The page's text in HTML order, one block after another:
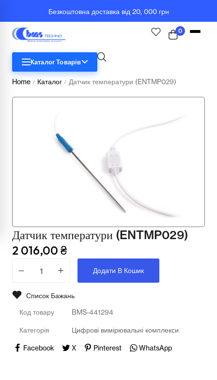
Безкоштовна доставка від 20, 000 грн
0
Каталог Товарів
Комп'ютерна техніка
Меблі
Освіта
Телерадіо обладнання
Всі товари
Home / Каталог / Датчик температури (ENTMP029)
Датчик температури (ENTMP029)
2 016,00 ₴
Додати В Кошик
Список Бажань
Код товару BMS-441294
Категорія Цифрові вимірювальні комплекси
Facebook X Pinterest WhatsApp